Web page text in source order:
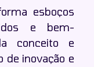
esboços
e bem-
conceito e
de inovação e